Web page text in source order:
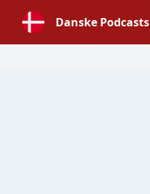
Danske Podcasts